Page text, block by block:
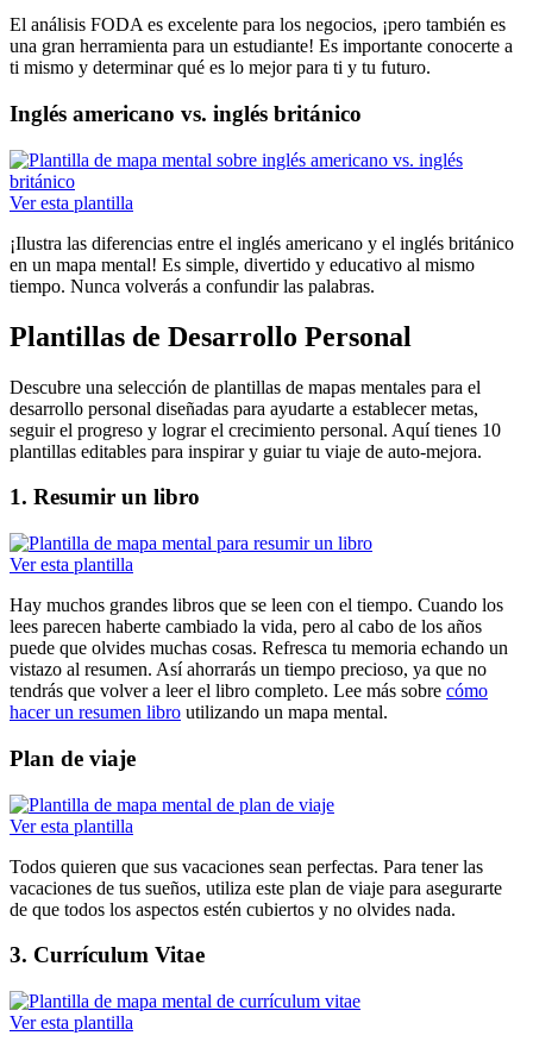
El análisis FODA es excelente para los negocios, ¡pero también es
una gran herramienta para un estudiante! Es importante conocerte a
ti mismo y determinar qué es lo mejor para ti y tu futuro.
Inglés americano vs. inglés británico
Ver esta plantilla
¡Ilustra las diferencias entre el inglés americano y el inglés británico
en un mapa mental! Es simple, divertido y educativo al mismo
tiempo. Nunca volverás a confundir las palabras.
Plantillas de Desarrollo Personal
Descubre una selección de plantillas de mapas mentales para el
desarrollo personal diseñadas para ayudarte a establecer metas,
seguir el progreso y lograr el crecimiento personal. Aquí tienes 10
plantillas editables para inspirar y guiar tu viaje de auto-mejora.
1. Resumir un libro
Ver esta plantilla
Hay muchos grandes libros que se leen con el tiempo. Cuando los
lees parecen haberte cambiado la vida, pero al cabo de los años
puede que olvides muchas cosas. Refresca tu memoria echando un
vistazo al resumen. Así ahorrarás un tiempo precioso, ya que no
tendrás que volver a leer el libro completo. Lee más sobre cómo
hacer un resumen libro utilizando un mapa mental.
Plan de viaje
Ver esta plantilla
Todos quieren que sus vacaciones sean perfectas. Para tener las
vacaciones de tus sueños, utiliza este plan de viaje para asegurarte
de que todos los aspectos estén cubiertos y no olvides nada.
3. Currículum Vitae
Ver esta plantilla